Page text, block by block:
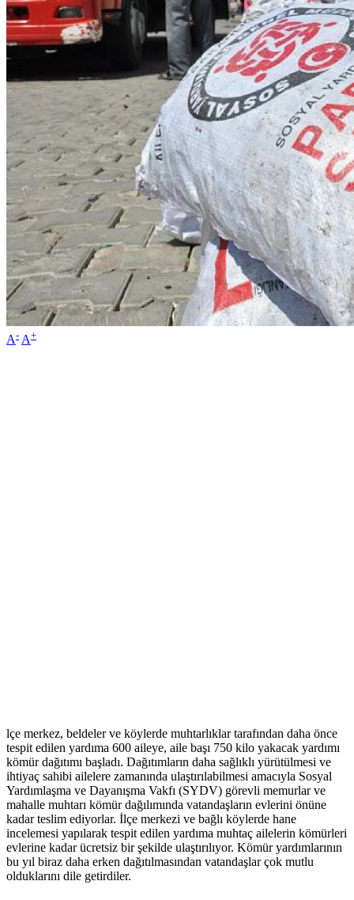
A- A+
lçe merkez, beldeler ve köylerde muhtarlıklar tarafından daha önce
tespit edilen yardıma 600 aileye, aile başı 750 kilo yakacak yardımı
kömür dağıtımı başladı. Dağıtımların daha sağlıklı yürütülmesi ve
ihtiyaç sahibi ailelere zamanında ulaştırılabilmesi amacıyla Sosyal
Yardımlaşma ve Dayanışma Vakfı (SYDV) görevli memurlar ve
mahalle muhtarı kömür dağılımında vatandaşların evlerini önüne
kadar teslim ediyorlar. İlçe merkezi ve bağlı köylerde hane
incelemesi yapılarak tespit edilen yardıma muhtaç ailelerin kömürleri
evlerine kadar ücretsiz bir şekilde ulaştırılıyor. Kömür yardımlarının
bu yıl biraz daha erken dağıtılmasından vatandaşlar çok mutlu
olduklarını dile getirdiler.